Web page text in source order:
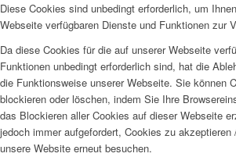
Diese Cookies sind unbedingt erforderlich, um
Webseite verfügbaren Dienste und Funktionen zur
Da diese Cookies für die auf unserer Webseite
Funktionen unbedingt erforderlich sind, hat die
die Funktionsweise unserer Webseite. Sie können
blockieren oder löschen, indem Sie Ihre
das Blockieren aller Cookies auf dieser Webseite
jedoch immer aufgefordert, Cookies zu
unsere Website erneut besuchen.